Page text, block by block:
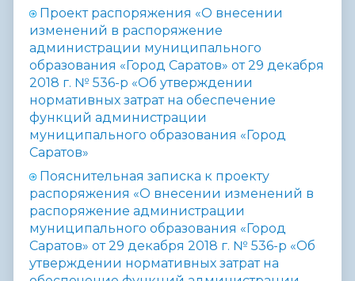
Проект распоряжения «О внесении
изменений в распоряжение
администрации муниципального
образования «Город Саратов» от 29 декабря
2018 г. № 536-р «Об утверждении
нормативных затрат на обеспечение
функций администрации
муниципального образования «Город
Саратов»
Пояснительная записка к проекту
распоряжения «О внесении изменений в
распоряжение администрации
муниципального образования «Город
Саратов» от 29 декабря 2018 г. № 536-р «Об
утверждении нормативных затрат на